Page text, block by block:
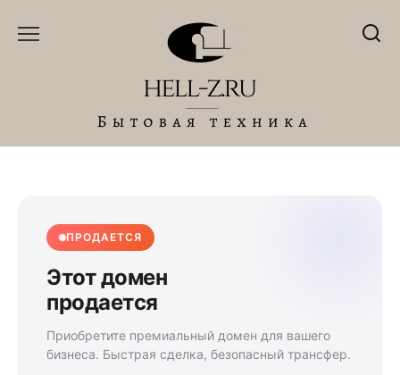
ПРОДАЕТСЯ
Этот домен
продается
Приобретите премиальный домен для вашего
бизнеса. Быстрая сделка, безопасный трансфер.